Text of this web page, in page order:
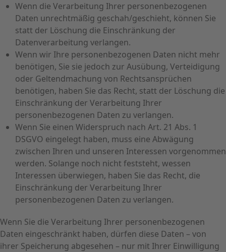
Wenn die Verarbeitung Ihrer personenbezogenen
Daten unrechtmäßig geschah/geschieht, können Sie
statt der Löschung die Einschränkung der
Datenverarbeitung verlangen.
Wenn wir Ihre personenbezogenen Daten nicht mehr
benötigen, Sie sie jedoch zur Ausübung, Verteidigung
oder Geltendmachung von Rechtsansprüchen
benötigen, haben Sie das Recht, statt der Löschung die
Einschränkung der Verarbeitung Ihrer
personenbezogenen Daten zu verlangen.
Wenn Sie einen Widerspruch nach Art. 21 Abs. 1
DSGVO eingelegt haben, muss eine Abwägung
zwischen Ihren und unseren Interessen vorgenommen
werden. Solange noch nicht feststeht, wessen
Interessen überwiegen, haben Sie das Recht, die
Einschränkung der Verarbeitung Ihrer
personenbezogenen Daten zu verlangen.
Wenn Sie die Verarbeitung Ihrer personenbezogenen
Daten eingeschränkt haben, dürfen diese Daten – von
ihrer Speicherung abgesehen – nur mit Ihrer Einwilligung